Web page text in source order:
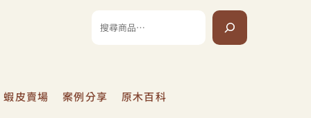
尋
蝦皮賣場 案例分享 原木百科